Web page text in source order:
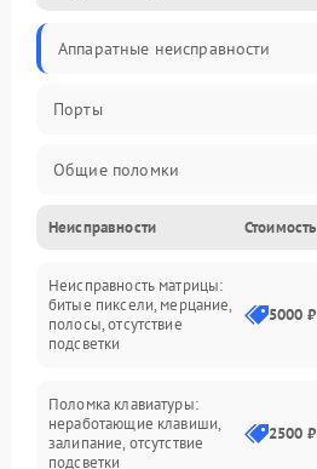
Аппаратные неисправности
Порты
Общие поломки
Устройства
Программные ошибки
Электрические и системные сбои
Интерфейсные проблемы
Неисправности Стоимость
Неисправность матрицы:
битые пиксели, мерцание,
полосы, отсутствие
подсветки
5000 ₽
Поломка клавиатуры:
неработающие клавиши,
залипание, отсутствие
подсветки
2500 ₽